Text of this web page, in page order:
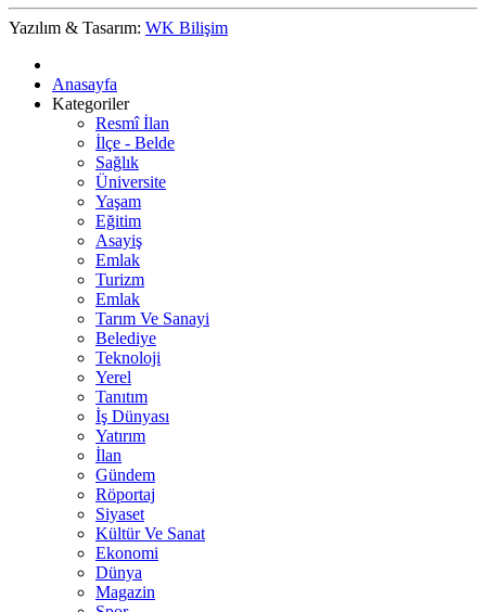
Yazılım & Tasarım: WK Bilişim
Anasayfa
Kategoriler
Resmî İlan
İlçe - Belde
Sağlık
Üniversite
Yaşam
Eğitim
Asayiş
Emlak
Turizm
Emlak
Tarım Ve Sanayi
Belediye
Teknoloji
Yerel
Tanıtım
İş Dünyası
Yatırım
İlan
Gündem
Röportaj
Siyaset
Kültür Ve Sanat
Ekonomi
Dünya
Magazin